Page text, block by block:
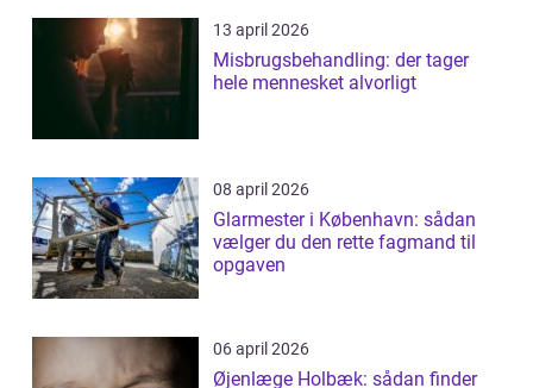
13 april 2026
Misbrugsbehandling: der tager
hele mennesket alvorligt
08 april 2026
Glarmester i København: sådan
vælger du den rette fagmand til
opgaven
06 april 2026
Øjenlæge Holbæk: sådan finder